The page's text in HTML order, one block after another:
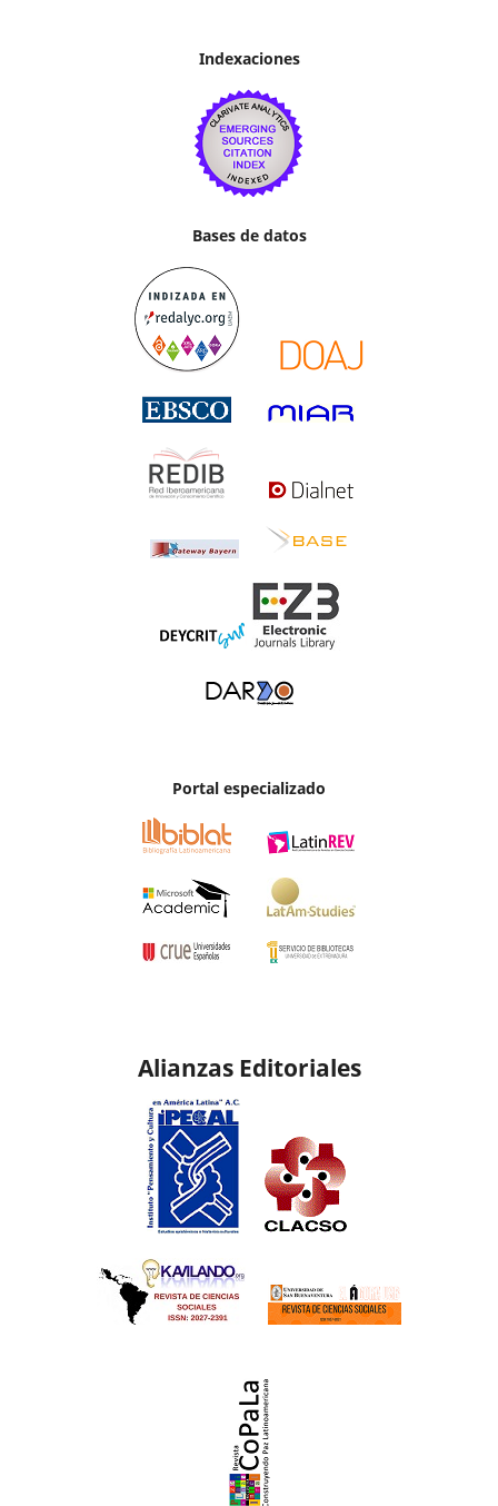
Indexaciones
Bases de datos
Portal especializado
Alianzas Editoriales